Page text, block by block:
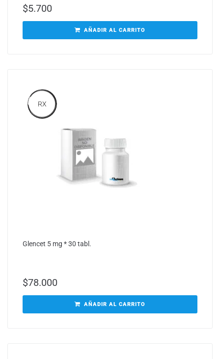
$5.700
AÑADIR AL CARRITO
RX
Glencet 5 mg * 30 tabl.
$78.000
AÑADIR AL CARRITO